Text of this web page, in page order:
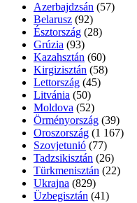
Azerbajdzsán (57)
Belarusz (92)
Észtország (28)
Grúzia (93)
Kazahsztán (60)
Kirgizisztán (58)
Lettország (45)
Litvánia (50)
Moldova (52)
Örményország (39)
Oroszország (1 167)
Szovjetunió (77)
Tadzsikisztán (26)
Türkmenisztán (22)
Ukrajna (829)
Üzbegisztán (41)